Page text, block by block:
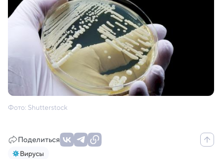
Фото: Shutterstock
Поделиться
Вирусы